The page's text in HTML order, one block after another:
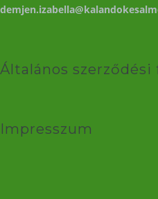
Általános
Impresszum